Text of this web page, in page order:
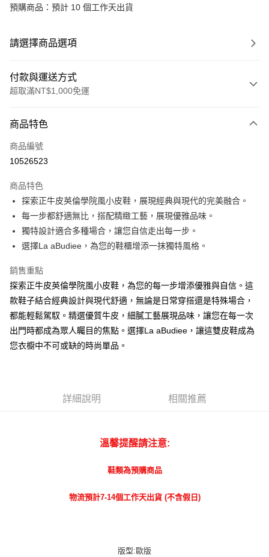
預購商品：預計 10 個工作天出貨
請選擇商品選項
付款與運送方式
超取滿NT$1,000免運
信用卡一次付款
LINE Pay
悠遊付
ATM付款
貨到付款
運送方式
付款後全家純取貨
每筆NT$100，滿NT$1,000(含以上)免運費
付款後7-11純取貨
每筆NT$100，滿NT$1,500(含以上)免運費
商品特色
商品編號
10526523
商品特色
探索正牛皮英倫學院風小皮鞋，展現經典與現代的完美融合。
每一步都舒適無比，搭配精緻工藝，展現優雅品味。
獨特設計適合多種場合，讓您自信走出每一步。
選擇La aBudiee，為您的鞋櫃增添一抹獨特風格。
銷售重點
探索正牛皮英倫學院風小皮鞋，為您的每一步增添優雅與自信。這
款鞋子結合經典設計與現代舒適，無論是日常穿搭還是特殊場合，
都能輕鬆駕馭。精選優質牛皮，細膩工藝展現品味，讓您在每一次
出門時都成為眾人矚目的焦點。選擇La aBudiee，讓這雙皮鞋成為
您衣櫥中不可或缺的時尚單品。
詳細說明 相關推薦
溫馨提醒請注意:
鞋類為預購商品
物流預計7-14個工作天出貨 (不含假日)
版型:歐版